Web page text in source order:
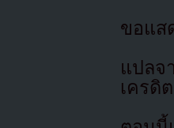
ขอแส
แปล
เครดิ